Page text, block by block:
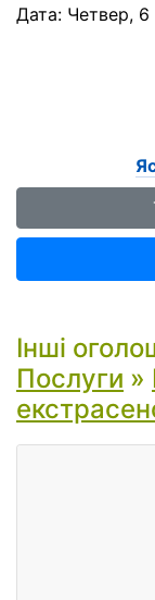
Дата: Четвер,
Інші
Послуги »